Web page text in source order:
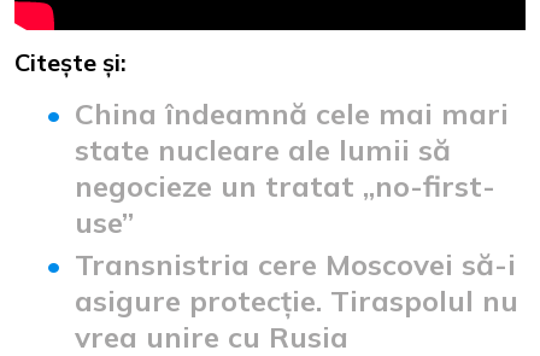
Citește și:
China îndeamnă cele mai mari
state nucleare ale lumii să
negocieze un tratat „no-first-
use”
Transnistria cere Moscovei să-i
asigure protecție. Tiraspolul nu
vrea unire cu Rusia